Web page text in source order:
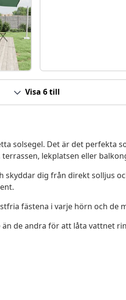
Visa 6 till
solsegel. Det är det perfekta
lekplatsen eller
dig från direkt solljus
fästena i varje hörn och de
de andra för att låta vattnet